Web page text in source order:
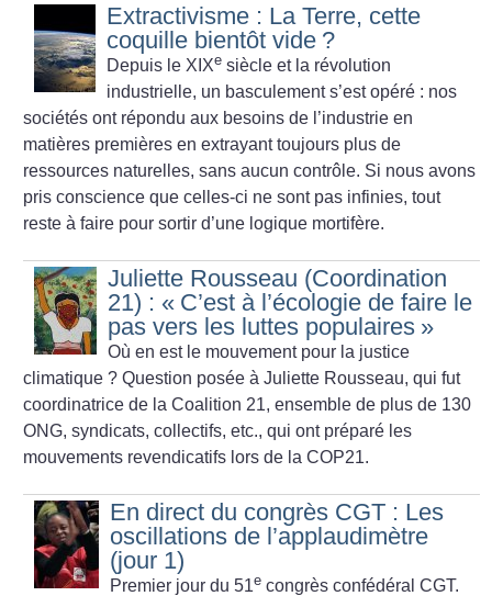
Extractivisme : La Terre, cette
coquille bientôt vide ?
Depuis le XIXe siècle et la révolution
industrielle, un basculement s’est opéré : nos
sociétés ont répondu aux besoins de l’industrie en
matières premières en extrayant toujours plus de
ressources naturelles, sans aucun contrôle. Si nous avons
pris conscience que celles-ci ne sont pas infinies, tout
reste à faire pour sortir d’une logique mortifère.
Juliette Rousseau (Coordination
21) : « C’est à l’écologie de faire le
pas vers les luttes populaires »
Où en est le mouvement pour la justice
climatique ? Question posée à Juliette Rousseau, qui fut
coordinatrice de la Coalition 21, ensemble de plus de 130
ONG, syndicats, collectifs, etc., qui ont préparé les
mouvements revendicatifs lors de la COP21.
En direct du congrès CGT : Les
oscillations de l’applaudimètre
(jour 1)
Premier jour du 51e congrès confédéral CGT.